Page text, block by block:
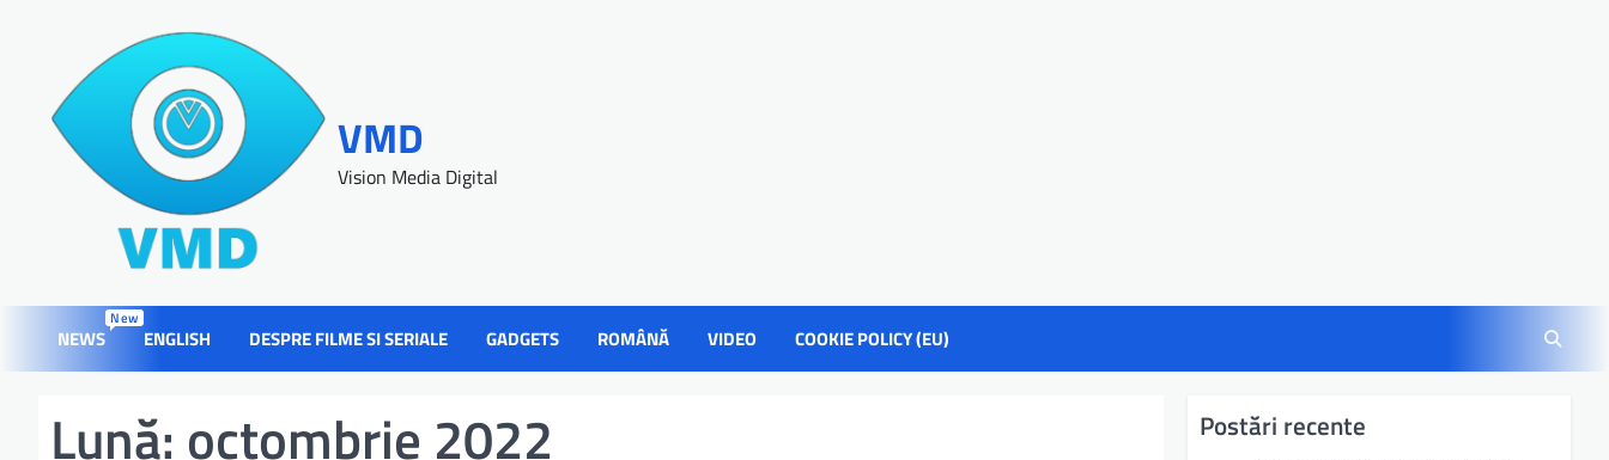
VMD
Vision Media Digital
NEWS
New
ENGLISH DESPRE FILME SI SERIALE GADGETS ROMÂNĂ VIDEO COOKIE POLICY (EU)
Lună: octombrie 2022 Postări recente